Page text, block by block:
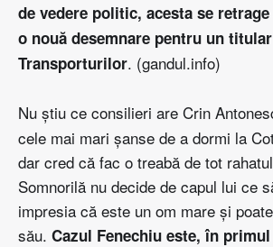
de vedere politic, acesta se
o nouă desemnare pentru un
Transporturilor. (gandul.info)
Nu ştiu ce consilieri are Crin
cele mai mari şanse de a dormi la
dar cred că fac o treabă de tot
Somnorilă nu decide de capul lui ce
impresia că este un om mare şi
său. Cazul Fenechiu este, în